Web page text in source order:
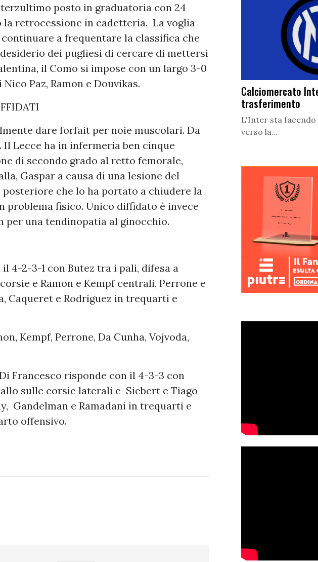
posto in graduatoria con 24
retrocessione in cadetteria. La voglia
a frequentare la classifica che
dei pugliesi di cercare di mettersi
il Como si impose con un largo 3-0
Paz, Ramon e Douvikas.
dare forfait per noie muscolari. Da
Lecce ha in infermeria ben cinque
di secondo grado al retto femorale,
Gaspar a causa di una lesione del
che lo ha portato a chiudere la
problema fisico. Unico diffidato è invece
per una tendinopatia al ginocchio.
4-2-3-1 con Butez tra i pali, difesa a
e Ramon e Kempf centrali, Perrone e
Caqueret e Rodriguez in trequarti e
Kempf, Perrone, Da Cunha, Vojvoda,
Francesco risponde con il 4-3-3 con
sulle corsie laterali e Siebert e Tiago
Gandelman e Ramadani in trequarti e
offensivo.
Calciomercato
trasferimento
L'Inter sta
verso la...